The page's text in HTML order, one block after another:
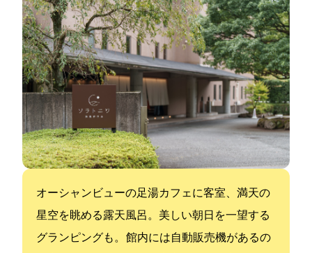
オーシャンビューの足湯カフェに客室、満天の
星空を眺める露天風呂。美しい朝日を一望する
グランピングも。 館内には自動販売機があるの